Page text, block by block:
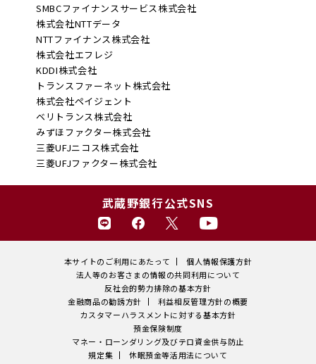
SMBCファイナンスサービス株式会社
株式会社NTTデータ
NTTファイナンス株式会社
株式会社エフレジ
KDDI株式会社
トランスファーネット株式会社
株式会社ペイジェント
ベリトランス株式会社
みずほファクター株式会社
三菱UFJニコス株式会社
三菱UFJファクター株式会社
武蔵野銀行公式SNS
本サイトのご利用にあたって
個人情報保護方針
法人等のお客さまの情報の共同利用について
反社会的勢力排除の基本方針
金融商品の勧誘方針
利益相反管理方針の概要
カスタマーハラスメントに対する基本方針
預金保険制度
マネー・ローンダリング及びテロ資金供与防止
規定集
休眠預金等活用法について